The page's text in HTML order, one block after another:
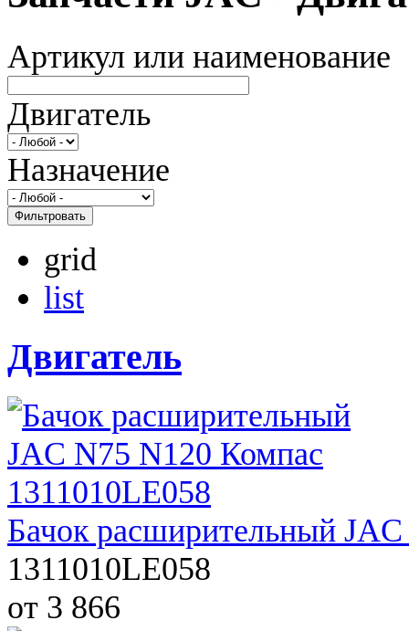
Артикул или наименование
Двигатель
Назначение
Фильтровать
grid
list
Двигатель
Бачок расширительный
1311010LE058
от 3 866